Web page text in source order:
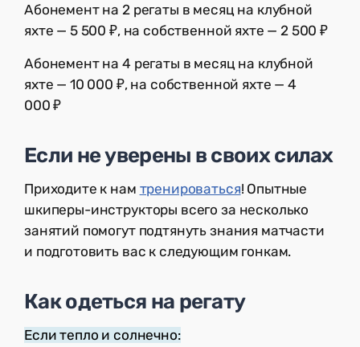
Абонемент на 2 регаты в месяц на клубной
яхте — 5 500 ₽, на собственной яхте — 2 500 ₽
Абонемент на 4 регаты в месяц на клубной
яхте — 10 000 ₽, на собственной яхте — 4
000 ₽
Если не уверены в своих силах
Приходите к нам тренироваться! Опытные
шкиперы-инструкторы всего за несколько
занятий помогут подтянуть знания матчасти
и подготовить вас к следующим гонкам.
Как одеться на регату
Если тепло и солнечно: